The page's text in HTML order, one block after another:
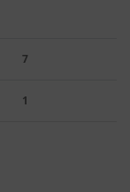
7
1